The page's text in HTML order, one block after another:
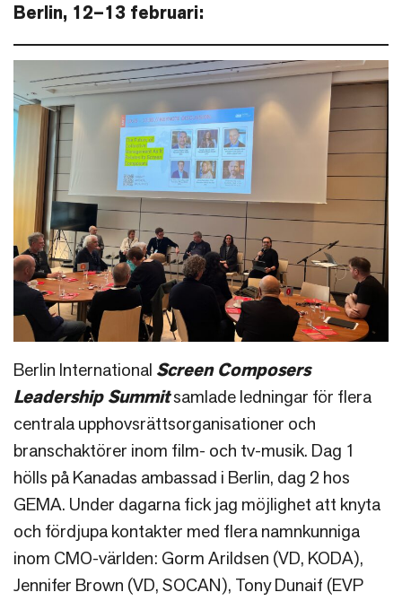
Berlin, 12–13 februari:
Berlin International Screen Composers
Leadership Summitsamlade ledningar för flera
centrala upphovsrättsorganisationer och
branschaktörer inom film- och tv-musik. Dag 1
hölls på Kanadas ambassad i Berlin, dag 2 hos
GEMA. Under dagarna fick jag möjlighet att knyta
och fördjupa kontakter med flera namnkunniga
inom CMO-världen: Gorm Arildsen (VD, KODA),
Jennifer Brown (VD, SOCAN), Tony Dunaif (EVP